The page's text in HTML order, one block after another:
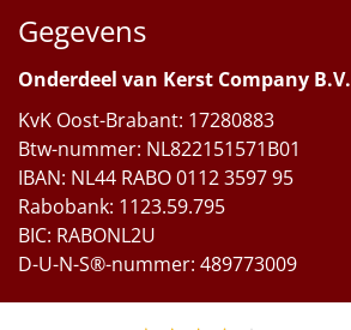
Gegevens
Onderdeel van Kerst Company B.V.
KvK Oost-Brabant: 17280883
Btw-nummer: NL822151571B01
IBAN: NL44 RABO 0112 3597 95
Rabobank: 1123.59.795
BIC: RABONL2U
D-U-N-S®-nummer: 489773009